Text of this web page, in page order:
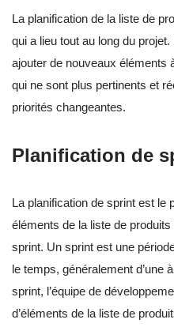
La planification de la liste de
qui a lieu tout au long du
ajouter de nouveaux éléments
qui ne sont plus pertinents et
priorités changeantes.
Planification de
La planification de sprint est le
éléments de la liste de
sprint. Un sprint est une
le temps, généralement d’une
sprint, l’équipe de
d’éléments de la liste de